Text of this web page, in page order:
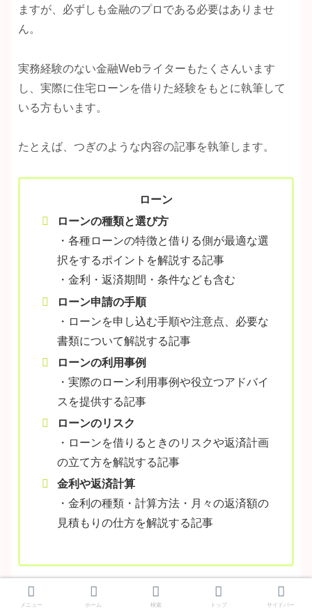
ますが、必ずしも金融のプロである必要はありませ
ん。
実務経験のない金融Webライターもたくさんいます
し、実際に住宅ローンを借りた経験をもとに執筆して
いる方もいます。
たとえば、つぎのような内容の記事を執筆します。
ローン
ローンの種類と選び方
・各種ローンの特徴と借りる側が最適な選
択をするポイントを解説する記事
・金利・返済期間・条件なども含む
ローン申請の手順
・ローンを申し込む手順や注意点、必要な
書類について解説する記事
ローンの利用事例
・実際のローン利用事例や役立つアドバイ
スを提供する記事
ローンのリスク
・ローンを借りるときのリスクや返済計画
の立て方を解説する記事
金利や返済計算
・金利の種類・計算方法・月々の返済額の
見積もりの仕方を解説する記事
ローンに関する記事は、個人や家族の家計に大きな影
メニュー ホーム 検索 トップ サイドバー